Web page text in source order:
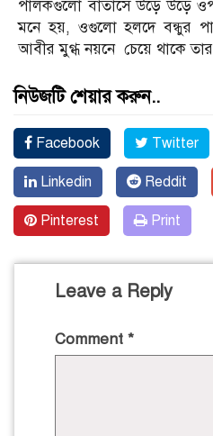
পালকগুলো বাতাসে উড়ে উড়ে
মনে হয়, ওগুলো হলদে বন্ধুর
আবীর মুগ্ধ নয়নে চেয়ে থাকে তার
নিউজটি শেয়ার করুন..
Facebook Twitter
Linkedin Reddit
Pinterest Print
Leave a Reply
Comment *